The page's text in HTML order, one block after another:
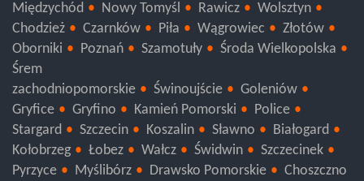
Międzychód
Nowy Tomyśl Rawicz
Wolsztyn
Chodzież
Czarnków Piła Wągrowiec
Złotów
Oborniki
Poznań Szamotuły
Środa Wielkopolska
Śrem
zachodniopomorskie
Świnoujście
Goleniów
Gryfice
Gryfino Kamień Pomorski
Police
Stargard
Szczecin Koszalin Sławno
Białogard
Kołobrzeg
Łobez Wałcz Świdwin
Szczecinek
Pyrzyce
Myślibórz Drawsko Pomorskie Choszczno